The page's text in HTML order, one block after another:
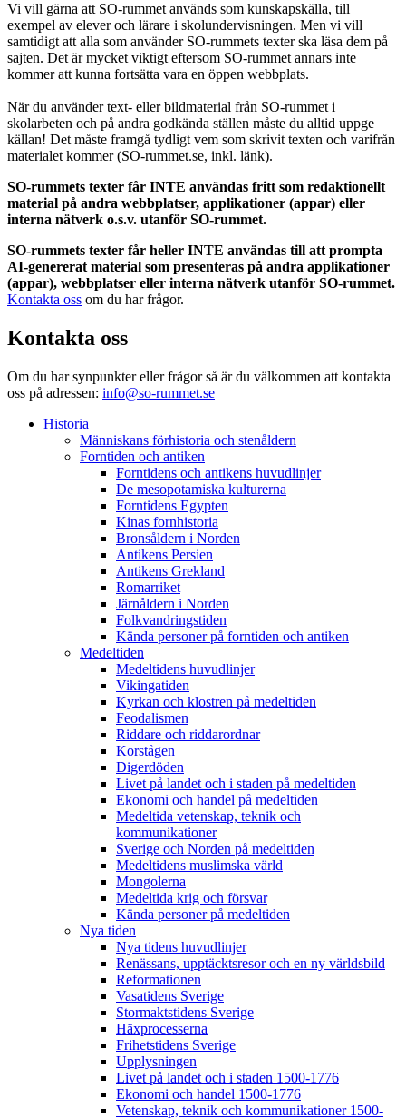
Vi vill gärna att SO-rummet används som kunskapskälla, till
exempel av elever och lärare i skolundervisningen. Men vi vill
samtidigt att alla som använder SO-rummets texter ska läsa dem på
sajten. Det är mycket viktigt eftersom SO-rummet annars inte
kommer att kunna fortsätta vara en öppen webbplats.
När du använder text- eller bildmaterial från SO-rummet i
skolarbeten och på andra godkända ställen måste du alltid uppge
källan! Det måste framgå tydligt vem som skrivit texten och varifrån
materialet kommer (SO-rummet.se, inkl. länk).
SO-rummets texter får INTE användas fritt som redaktionellt
material på andra webbplatser, applikationer (appar) eller
interna nätverk o.s.v. utanför SO-rummet.
SO-rummets texter får heller INTE användas till att prompta
AI-genererat material som presenteras på andra applikationer
(appar), webbplatser eller interna nätverk utanför SO-rummet.
Kontakta oss om du har frågor.
Kontakta oss
Om du har synpunkter eller frågor så är du välkommen att kontakta
oss på adressen: info@so-rummet.se
Historia
Människans förhistoria och stenåldern
Forntiden och antiken
Forntidens och antikens huvudlinjer
De mesopotamiska kulturerna
Forntidens Egypten
Kinas fornhistoria
Bronsåldern i Norden
Antikens Persien
Antikens Grekland
Romarriket
Järnåldern i Norden
Folkvandringstiden
Kända personer på forntiden och antiken
Medeltiden
Medeltidens huvudlinjer
Vikingatiden
Kyrkan och klostren på medeltiden
Feodalismen
Riddare och riddarordnar
Korstågen
Digerdöden
Livet på landet och i staden på medeltiden
Ekonomi och handel på medeltiden
Medeltida vetenskap, teknik och
kommunikationer
Sverige och Norden på medeltiden
Medeltidens muslimska värld
Mongolerna
Medeltida krig och försvar
Kända personer på medeltiden
Nya tiden
Nya tidens huvudlinjer
Renässans, upptäcktsresor och en ny världsbild
Reformationen
Vasatidens Sverige
Stormaktstidens Sverige
Häxprocesserna
Frihetstidens Sverige
Upplysningen
Livet på landet och i staden 1500-1776
Ekonomi och handel 1500-1776
Vetenskap, teknik och kommunikationer 1500-